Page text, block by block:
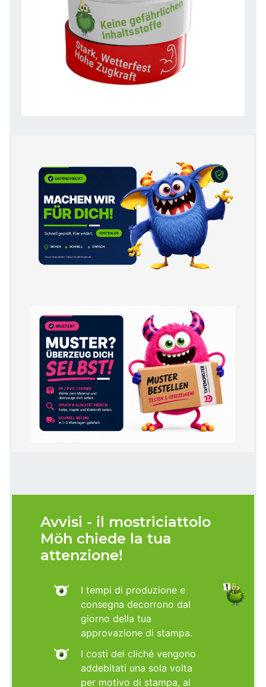
Avvisi - il mostriciattolo
Möh chiede la tua
attenzione!
I tempi di produzione e
consegna decorrono dal
giorno della tua
approvazione di stampa.
I costi del cliché vengono
addebitati una sola volta
per motivo di stampa, al